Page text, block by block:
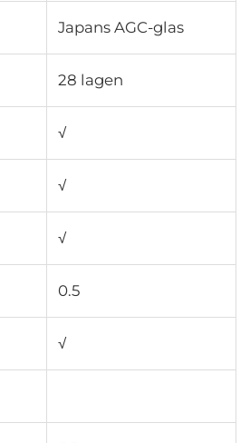
Japans AGC-glas
28 lagen
√
√
√
0.5
√